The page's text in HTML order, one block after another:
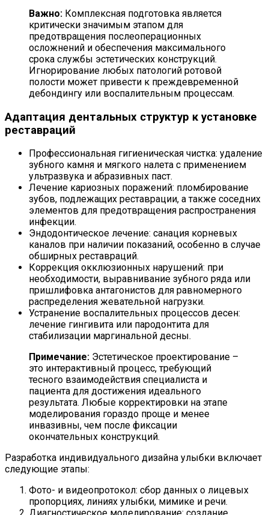
Важно: Комплексная подготовка является
критически значимым этапом для
предотвращения послеоперационных
осложнений и обеспечения максимального
срока службы эстетических конструкций.
Игнорирование любых патологий ротовой
полости может привести к преждевременной
дебондингу или воспалительным процессам.
Адаптация дентальных структур к установке
реставраций
Профессиональная гигиеническая чистка: удаление
зубного камня и мягкого налета с применением
ультразвука и абразивных паст.
Лечение кариозных поражений: пломбирование
зубов, подлежащих реставрации, а также соседних
элементов для предотвращения распространения
инфекции.
Эндодонтическое лечение: санация корневых
каналов при наличии показаний, особенно в случае
обширных реставраций.
Коррекция окклюзионных нарушений: при
необходимости, выравнивание зубного ряда или
пришлифовка антагонистов для равномерного
распределения жевательной нагрузки.
Устранение воспалительных процессов десен:
лечение гингивита или пародонтита для
стабилизации маргинальной десны.
Примечание: Эстетическое проектирование –
это интерактивный процесс, требующий
тесного взаимодействия специалиста и
пациента для достижения идеального
результата. Любые корректировки на этапе
моделирования гораздо проще и менее
инвазивны, чем после фиксации
окончательных конструкций.
Разработка индивидуального дизайна улыбки включает
следующие этапы:
Фото- и видеопротокол: сбор данных о лицевых
пропорциях, линиях улыбки, мимике и речи.